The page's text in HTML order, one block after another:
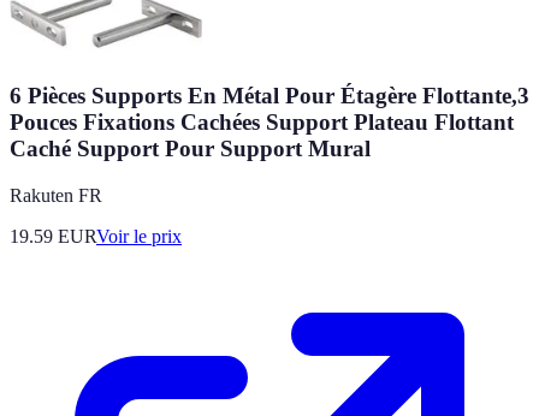
6 Pièces Supports En Métal Pour Étagère Flottante,3
Pouces Fixations Cachées Support Plateau Flottant
Caché Support Pour Support Mural
Rakuten FR
19.59 EURVoir le prix